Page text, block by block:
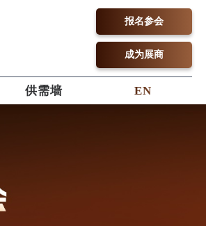
报名参会
成为展商
供需墙 EN